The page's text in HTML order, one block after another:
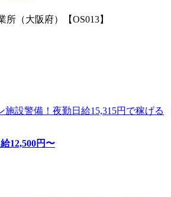
所（大阪府）【OS013】
設警備！夜勤日給15,315円で稼げる
給12,500円〜